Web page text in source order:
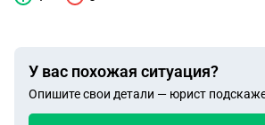
У вас похожая ситуация?
Опишите свои детали — юрист